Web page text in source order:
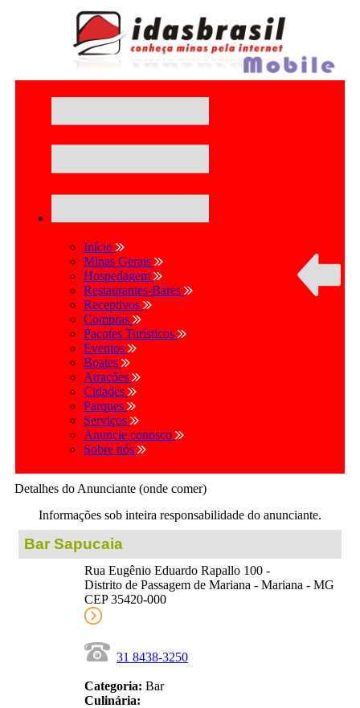
Início
Minas Gerais
Hospedagem
Restaurantes-Bares
Receptivos
Compras
Pacotes Turísticos
Eventos
Boates
Atrações
Cidades
Parques
Serviços
Anuncie conosco
Sobre nós
Detalhes do Anunciante (onde comer)
Informações sob inteira responsabilidade do anunciante.
Bar Sapucaia
Rua Eugênio Eduardo Rapallo 100 -
Distrito de Passagem de Mariana - Mariana - MG
CEP 35420-000
31 8438-3250
Categoria: Bar
Culinária: